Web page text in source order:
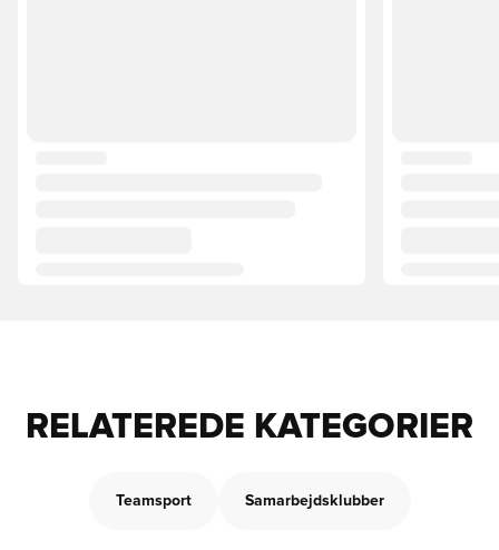
RELATEREDE KATEGORIER
Teamsport Samarbejdsklubber